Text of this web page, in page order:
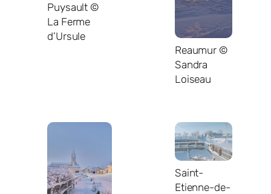
Puysault ©
La Ferme
d’Ursule
Reaumur ©
Sandra
Loiseau
Saint-
Etienne-de-